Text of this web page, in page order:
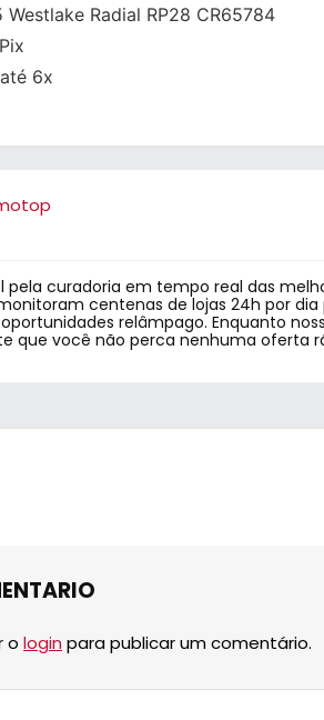
Westlake Radial RP28 CR65784
6x
pela curadoria em tempo real das
centenas de lojas 24h por
relâmpago. Enquanto
que você não perca nenhuma oferta
o login para publicar um comentário.